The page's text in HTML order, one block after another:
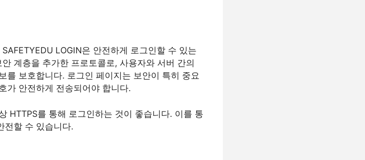
LOGIN은 안전하게 로그인할 수 있는
계층을 추가한 프로토콜로, 사용자와 서버 간의
를 보호합니다. 로그인 페이지는 보안이 특히 중요
가 안전하게 전송되어야 합니다.
HTTPS를 통해 로그인하는 것이 좋습니다. 이를 통
전할 수 있습니다.